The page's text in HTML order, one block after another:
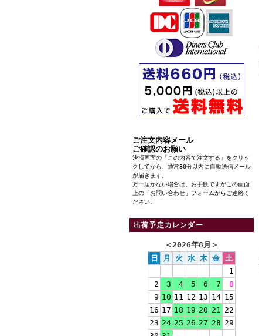
ご注文内容メール
ご確認のお願い
決済画面の「この内容で注文する」をクリッ
クしてから、通常30分以内に自動送信メール
が届きます。
万一届かない場合は、お手数ですがこの画面
上の「お問い合わせ」フォームからご連絡く
ださい。
出荷予定カレンダー
＜2026年8月 ＞
日
月 火 水 木 金 土
1
2
3 4 5 6 7
8
9 10 11 12 13 14 15
16 17 18 19 20 21 22
23 24 25 26 27 28 29